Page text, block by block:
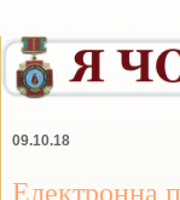
09.10.18
Електронна